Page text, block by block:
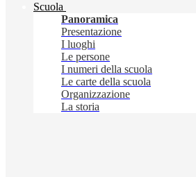
Scuola
Panoramica
Presentazione
I luoghi
Le persone
I numeri della scuola
Le carte della scuola
Organizzazione
La storia